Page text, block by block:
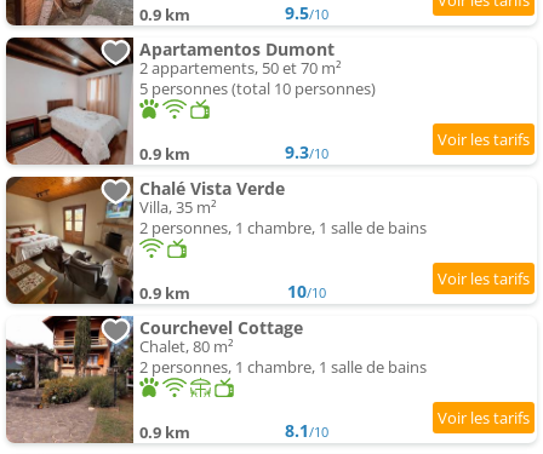
0.9 km 9.5/10
Apartamentos Dumont
2 appartements, 50 et 70 m²
5 personnes (total 10 personnes)
0.9 km 9.3/10
Chalé Vista Verde
Villa, 35 m²
2 personnes, 1 chambre, 1 salle de bains
0.9 km 10/10
Courchevel Cottage
Chalet, 80 m²
2 personnes, 1 chambre, 1 salle de bains
0.9 km 8.1/10